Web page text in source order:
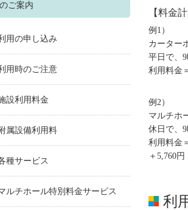
ご案内
用の申し込み
用時のご注意
設利用料金
属設備利用料
種サービス
ルチホール特別料金サービス
【料金
例1）
カーター
平日で、
利用料金
例2）
マルチホ
休日で、
利用料金
＋5,760
利